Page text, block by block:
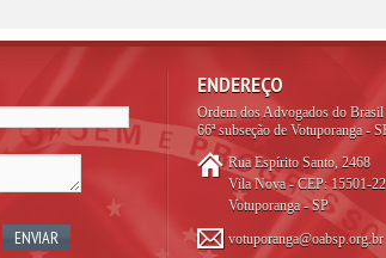
ENDEREÇO
Ordem dos Advogados do Brasil
66ª subseção de Votuporanga -
Rua Espírito Santo, 2468
Vila Nova - CEP: 15501-
Votuporanga - SP
votuporanga@oabsp.org.br